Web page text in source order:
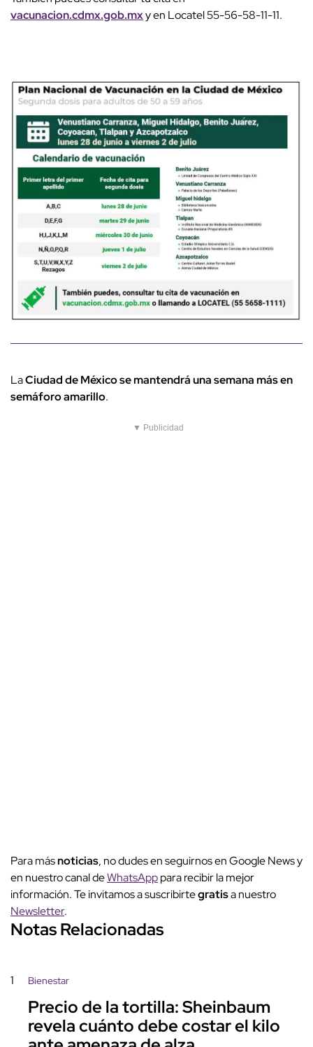
vacunacion.cdmx.gob.mxy en Locatel 55-56-58-11-11.
LaCiudad de México se mantendrá una semana más en
semáforo amarillo.
▼ Publicidad
Para másnoticias, no dudes en seguirnos en Google News y
en nuestro canal deWhatsApppara recibir la mejor
información. Te invitamos a suscribirtegratisa nuestro
Newsletter.
Notas Relacionadas
1 Bienestar
Precio de la tortilla: Sheinbaum
revela cuánto debe costar el kilo